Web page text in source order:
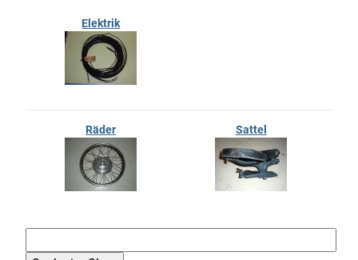
Elektrik
Räder Sattel